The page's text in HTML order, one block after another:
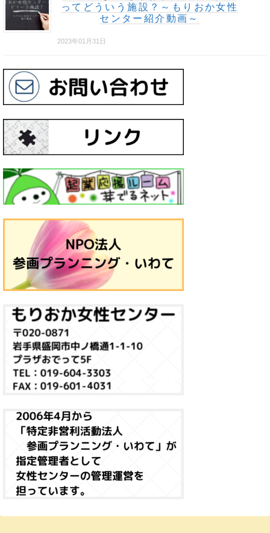
ってどういう施設？～もりおか女性
センター紹介動画～
2023年01月31日